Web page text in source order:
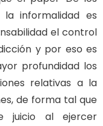
informalidad es
el control
y por eso es
profundidad los
relativas a la
de forma tal que
juicio al ejercer